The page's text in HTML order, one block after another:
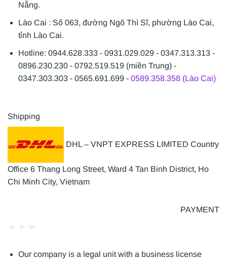
Nẵng.
Lào Cai : Số 063, đường Ngô Thì Sĩ, phường Lào Cai,
tỉnh Lào Cai.
Hotline: 0944.628.333 - 0931.029.029 - 0347.313.313 -
0896.230.230 - 0792.519.519 (miền Trung) -
0347.303.303 - 0565.691.699 - 0589.358.358 (Lào Cai)
Shipping
DHL – VNPT EXPRESS LIMITED Country
Office 6 Thang Long Street, Ward 4 Tan Binh District, Ho
Chi Minh City, Vietnam
PAYMENT
Our company is a legal unit with a business license